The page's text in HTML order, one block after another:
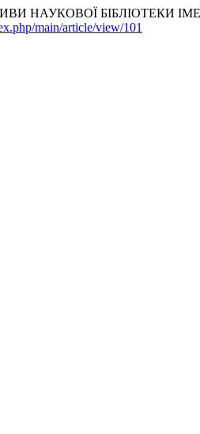
НАУКОВОЇ БІБЛІОТЕКИ
main/article/view/101